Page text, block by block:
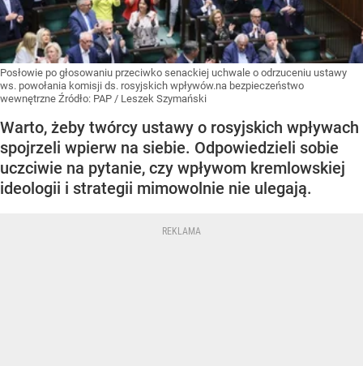
Posłowie po głosowaniu przeciwko senackiej uchwale o odrzuceniu ustawy
ws. powołania komisji ds. rosyjskich wpływów.na bezpieczeństwo
wewnętrzne Źródło: PAP / Leszek Szymański
Warto, żeby twórcy ustawy o rosyjskich wpływach
spojrzeli wpierw na siebie. Odpowiedzieli sobie
uczciwie na pytanie, czy wpływom kremlowskiej
ideologii i strategii mimowolnie nie ulegają.